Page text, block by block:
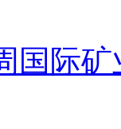
国际